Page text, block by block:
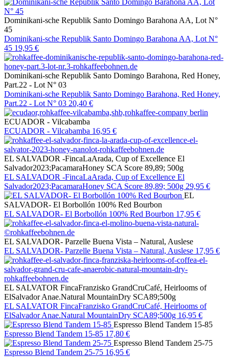
Dominikani-sche Republik Santo Domingo Barahona AA, Lot N°
45
Dominikani-sche Republik Santo Domingo Barahona AA, Lot N°
45 19,95 €
Dominikani-sche Republik Santo Domingo Barahona, Red Honey,
Part.22 - Lot N° 03
Dominikani-sche Republik Santo Domingo Barahona, Red Honey,
Part.22 - Lot N° 03 20,40 €
ECUADOR - Vilcabamba
ECUADOR - Vilcabamba 16,95 €
EL SALVADOR -FincaLaArada, Cup of Excellence El
Salvador2023;PacamaraHoney SCA Score 89,89; 500g
EL SALVADOR -FincaLaArada, Cup of Excellence El
Salvador2023;PacamaraHoney SCA Score 89,89; 500g 29,95 €
EL
SALVADOR- El Borbollón 100% Red Bourbon
EL SALVADOR- El Borbollón 100% Red Bourbon 17,95 €
EL SALVADOR- Parzelle Buena Vista – Natural, Auslese
EL SALVADOR- Parzelle Buena Vista – Natural, Auslese 17,95 €
EL SALVATOR FincaFranzisko GrandCruCafé, Heirlooms of
ElSalvador Anae.Natural MountainDry SCA89;500g
EL SALVATOR FincaFranzisko GrandCruCafé, Heirlooms of
ElSalvador Anae.Natural MountainDry SCA89;500g 16,95 €
Espresso Blend Tandem 15-85
Espresso Blend Tandem 15-85 17,80 €
Espresso Blend Tandem 25-75
Espresso Blend Tandem 25-75 16,95 €